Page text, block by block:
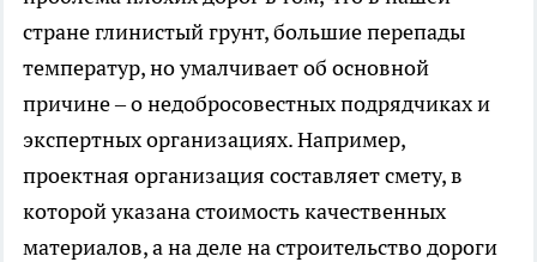
стране глинистый грунт, большие перепады
температур, но умалчивает об основной
причине – о недобросовестных подрядчиках и
экспертных организациях. Например,
проектная организация составляет смету, в
которой указана стоимость качественных
материалов, а на деле на строительство дороги